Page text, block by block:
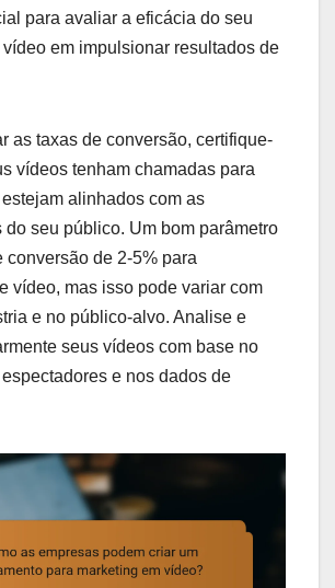
para avaliar a eficácia do seu
em impulsionar resultados de
as taxas de conversão, certifique-
vídeos tenham chamadas para
alinhados com as
do seu público. Um bom parâmetro
conversão de 2-5% para
vídeo, mas isso pode variar com
e no público-alvo. Analise e
seus vídeos com base no
e nos dados de